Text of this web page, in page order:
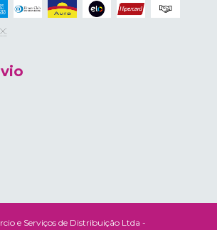
e Serviços de Distribuição Ltda -